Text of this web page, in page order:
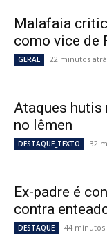
Malafaia
como vice de
GERAL 22 minutos
Ataques
no Iêmen
DESTAQUE_TEXTO 32
Ex-padre é
contra
DESTAQUE 44 minutos